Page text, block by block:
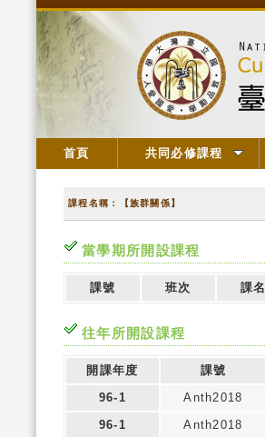
首頁 共同必修課程
課程名稱：【族群關係】
當學期所開設課程
課號 班次 課名
往年所開設課程
開課年度 課號
96-1
Anth2018
96-1
Anth2018